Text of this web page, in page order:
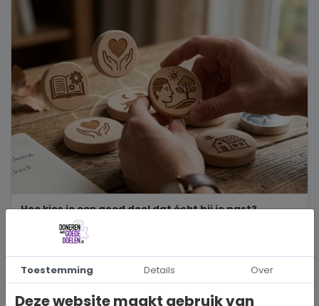
Hoe kies je een goed doel dat écht bij je past?
Wanneer je besluit om een steentje bij te dragen aan een betere
Toestemming Details Over
Deze website maakt gebruik van